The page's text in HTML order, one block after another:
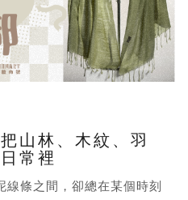
山林、木紋、羽
常裡
條之間，卻總在某個時刻